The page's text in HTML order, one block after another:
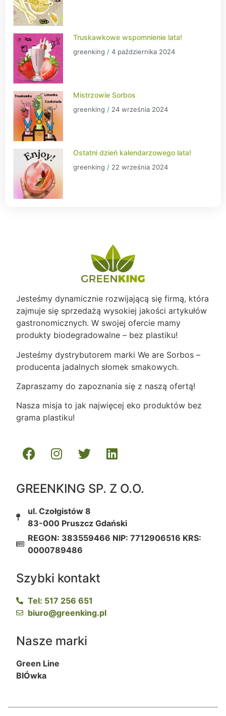
Truskawkowe wspomnienie lata!
greenking 4 października 2024
Mistrzowie Sorbos
greenking 24 września 2024
Ostatni dzień kalendarzowego lata!
greenking 22 września 2024
Jesteśmy dynamicznie rozwijającą się firmą, która
zajmuje się sprzedażą wysokiej jakości artykułów
gastronomicznych. W swojej ofercie mamy
produkty biodegradowalne – bez plastiku!
Jesteśmy dystrybutorem marki We are Sorbos –
producenta jadalnych słomek smakowych.
Zapraszamy do zapoznania się z naszą ofertą!
Nasza misja to jak najwięcej eko produktów bez
grama plastiku!
GREENKING SP. Z O.O.
ul. Czołgistów 8
83-000 Pruszcz Gdański
REGON: 383559466 NIP: 7712906516 KRS:
0000789486
Szybki kontakt
Tel: 517 256 651
biuro@greenking.pl
Nasze marki
Green Line
BIÓwka